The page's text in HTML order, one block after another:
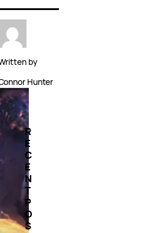
by
Hunter
R
E
C
E
N
T
P
O
S